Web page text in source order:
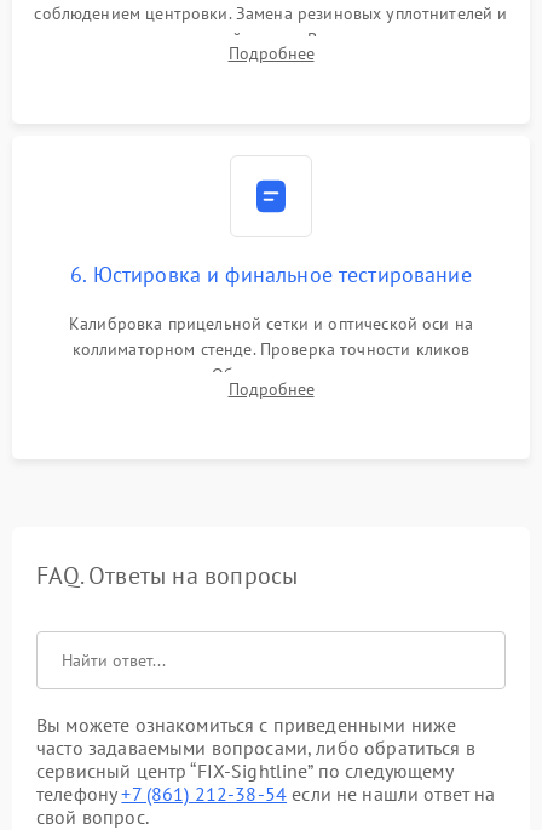
соблюдением центровки. Замена резиновых уплотнителей и
нанесение влагозащитной смазки. Вакуумирование корпуса
и заполнение его осушенным азотом или аргоном для
Подробнее
6. Юстировка и финальное тестирование
Калибровка прицельной сетки и оптической оси на
коллиматорном стенде. Проверка точности кликов
механизма поправок. Обязательное испытание прицела на
ударном стенде для проверки устойчивости к отдаче и
Подробнее
FAQ. Ответы на вопросы
Вы можете ознакомиться с приведенными ниже
часто задаваемыми вопросами, либо обратиться в
сервисный центр “FIX-Sightline” по следующему
телефону+7 (861) 212-38-54 если не нашли ответ на
свой вопрос.